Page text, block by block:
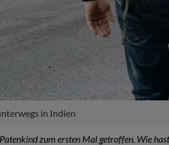
in Indien
zum ersten Mal getroffen. Wie